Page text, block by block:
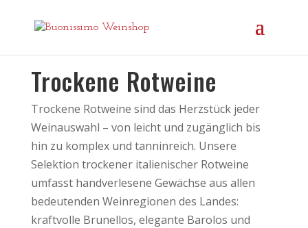
Trockene Rotweine
Trockene Rotweine sind das Herzstück jeder
Weinauswahl – von leicht und zugänglich bis
hin zu komplex und tanninreich. Unsere
Selektion trockener italienischer Rotweine
umfasst handverlesene Gewächse aus allen
bedeutenden Weinregionen des Landes:
kraftvolle Brunellos, elegante Barolos und